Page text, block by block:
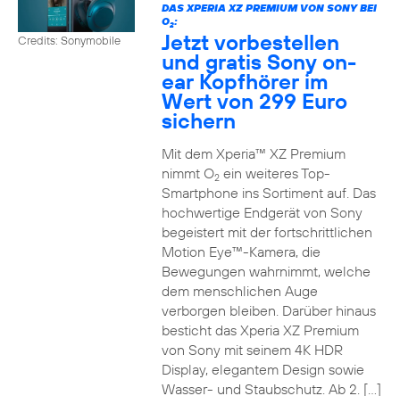
Credits: Sonymobile
DAS XPERIA XZ PREMIUM VON SONY BEI
O2:
Jetzt vorbestellen
und gratis Sony on-
ear Kopfhörer im
Wert von 299 Euro
sichern
Mit dem Xperia™ XZ Premium
nimmt O2ein weiteres Top-
Smartphone ins Sortiment auf. Das
hochwertige Endgerät von Sony
begeistert mit der fortschrittlichen
Motion Eye™-Kamera, die
Bewegungen wahrnimmt, welche
dem menschlichen Auge
verborgen bleiben. Darüber hinaus
besticht das Xperia XZ Premium
von Sony mit seinem 4K HDR
Display, elegantem Design sowie
Wasser- und Staubschutz. Ab 2. […]